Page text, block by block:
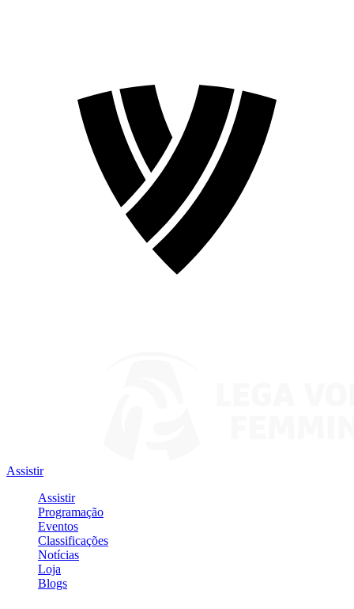
Assistir
Assistir
Programação
Eventos
Classificações
Notícias
Loja
Blogs